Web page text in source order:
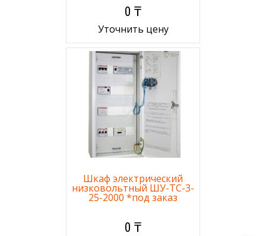
0 ₸
Уточнить цену
Шкаф электрический
низковольтный ШУ-ТС-3-
25-2000 *под заказ
0 ₸